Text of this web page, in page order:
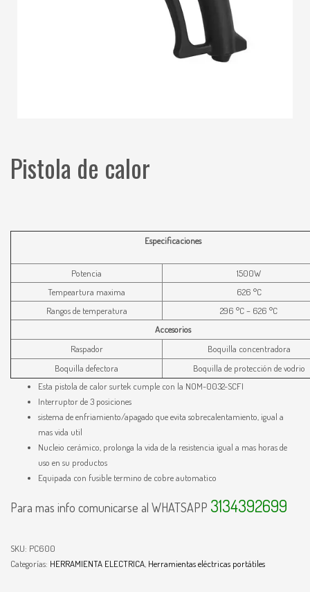
Pistola de calor
Especificaciones
Potencia
1500W
Tempeartura maxima
626 °C
Rangos de temperatura
296 °C – 626 °C
Accesorios
Raspador
Boquilla concentradora
Boquilla defectora
Boquilla de protección de vodrio
Esta pistola de calor surtek cumple con la NOM-0032-SCFI
Interruptor de 3 posiciones
sistema de enfriamiento/apagado que evita sobrecalentamiento, igual a
mas vida util
Nucleio cerámico, prolonga la vida de la resistencia igual a mas horas de
uso en su productos
Equipada con fusible termino de cobre automatico
Para mas info comunicarse al WHATSAPP 3134392699
SKU: PC600
Categorías: HERRAMIENTA ELECTRICA Herramientas eléctricas portátiles